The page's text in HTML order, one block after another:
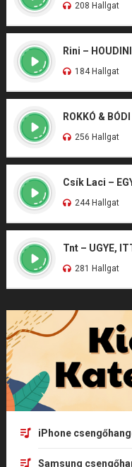
208 Hallgat
Rini – HOUDINI
184 Hallgat
ROKKÓ &
256 Hallgat
Csík Laci –
244 Hallgat
Tnt – UGYE,
281 Hallgat
iPhone
Samsung